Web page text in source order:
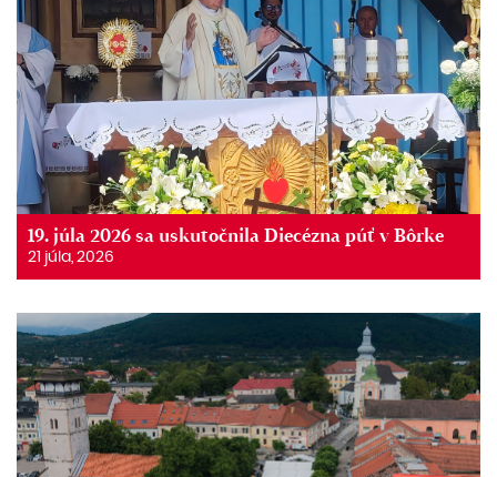
19. júla 2026 sa uskutočnila Diecézna púť v Bôrke
21 júla, 2026